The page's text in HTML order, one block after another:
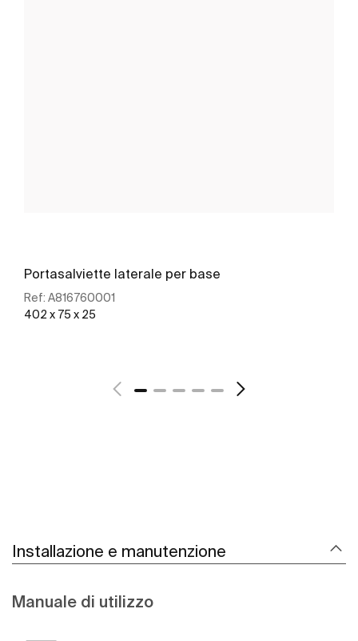
Portasalviette laterale per base
Ref: A816760001
402 x 75 x 25
Installazione e manutenzione
Manuale di utilizzo